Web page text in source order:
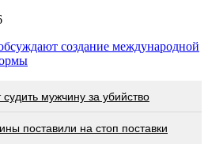
создание международной
мужчину за убийство
поставили на стоп поставки